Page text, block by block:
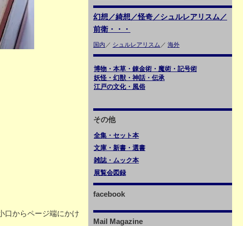
からページ端にかけ
幻想／綺想／怪奇／シュルレアリスム／
前衛・・・
国内 ／ シュルレアリスム ／ 海外
博物・本草・錬金術・魔術・記号術
妖怪・幻獣・神話・伝承
江戸の文化・風俗
その他
全集・セット本
文庫・新書・選書
雑誌・ムック本
展覧会図録
facebook
Mail Magazine